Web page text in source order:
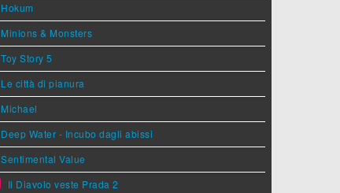
Hokum
Minions & Monsters
Toy Story 5
Le città di pianura
Michael
Deep Water - Incubo dagli abissi
Sentimental Value
Il Diavolo veste Prada 2